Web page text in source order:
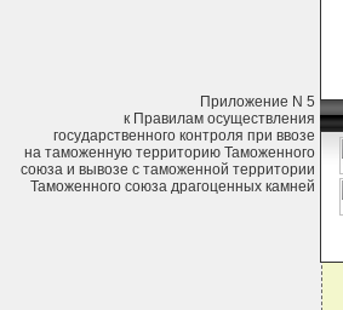
Приложение N 5
к Правилам осуществления
государственного контроля при ввозе
на таможенную территорию Таможенного
союза и вывозе с таможенной территории
Таможенного союза драгоценных камней